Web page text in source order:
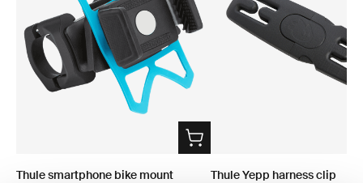
Thule smartphone bike mount
Thule Yepp harness clip